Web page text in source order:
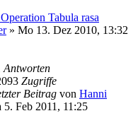
Tabula rasa
» Mo 13. Dez 2010, 13:32
Antworten
Zugriffe
Beitrag von Hanni
5. Feb 2011, 11:25